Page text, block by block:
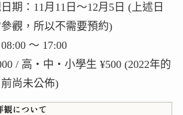
期：11月11日～12月5日 (上述日
觀，所以不需要預約)
～ 17:00
/ 高・中・小學生 ¥500 (2022年的
尚未公佈)